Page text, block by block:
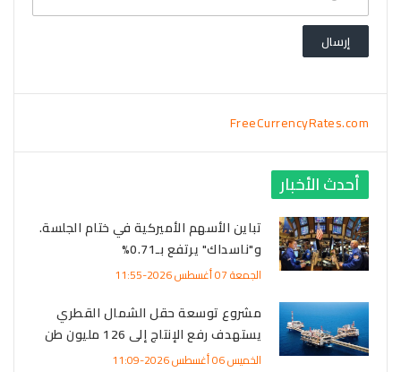
FreeCurrencyRates.com
أحدث الأخبار
تباين الأسهم الأميركية في ختام الجلسة.
و"ناسداك" يرتفع بـ0.71%
الجمعة 07 أغسطس 2026-11:55
مشروع توسعة حقل الشمال القطري
يستهدف رفع الإنتاج إلى 126 مليون طن
الخميس 06 أغسطس 2026-11:09